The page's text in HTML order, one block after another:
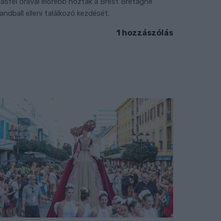
elleni találkozó kezdését.
1 hozzászólás